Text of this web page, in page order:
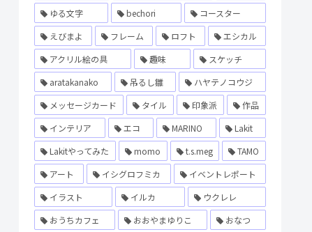
ゆる文字
bechori
コースター
えびまよ
フレーム ロフト
エシカル
アクリル絵の具
趣味
スケッチ
aratakanako
吊るし雛
ハヤテノコウジ
メッセージカード
タイル 印象派
作品
インテリア
エコ MARINO
Lakit
Lakitやってみた
momo t.s.meg
TAMO
アート
イシグロフミカ
イベントレポート
イラスト
イルカ
ウクレレ
おうちカフェ
おおやまゆりこ
おなつ